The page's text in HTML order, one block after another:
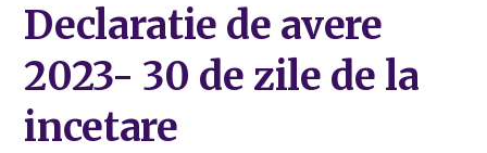
Declaratie de avere
2023- 30 de zile de la
incetare